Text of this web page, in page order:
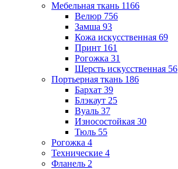
Мебельная ткань 1166
Велюр 756
Замша 93
Кожа искусственная 69
Принт 161
Рогожка 31
Шерсть искусственная 56
Портьерная ткань 186
Бархат 39
Блэкаут 25
Вуаль 37
Износостойкая 30
Тюль 55
Рогожка 4
Технические 4
Фланель 2